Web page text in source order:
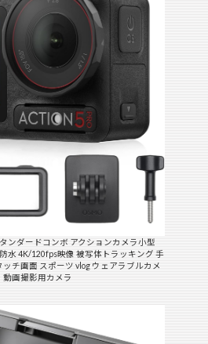
タンダードコンボ アクションカメラ小型
水 4K/120fps映像 被写体トラッキング 手
ッチ画面 スポーツ vlog ウェアラブルカメ
動画撮影用カメラ